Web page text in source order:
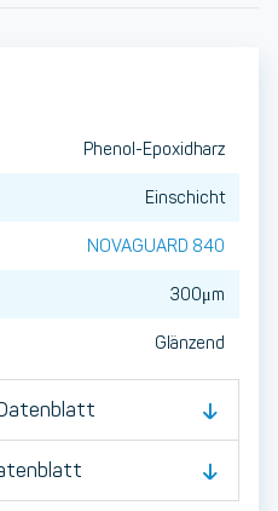
Phenol-Epoxidharz
Einschicht
NOVAGUARD 840
300μm
Glänzend